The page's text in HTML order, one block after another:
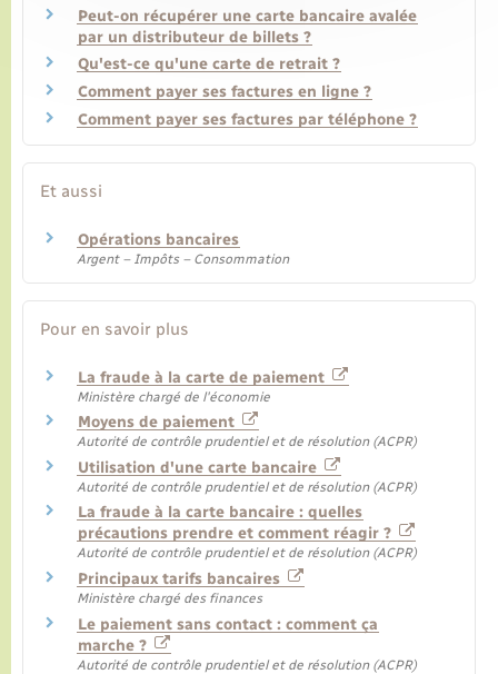
Peut-on récupérer une carte bancaire avalée
par un distributeur de billets ?
Qu'est-ce qu'une carte de retrait ?
Comment payer ses factures en ligne ?
Comment payer ses factures par téléphone ?
Et aussi
Opérations bancaires
Argent – Impôts – Consommation
Pour en savoir plus
La fraude à la carte de paiement
Ministère chargé de l'économie
Moyens de paiement
Autorité de contrôle prudentiel et de résolution (ACPR)
Utilisation d'une carte bancaire
Autorité de contrôle prudentiel et de résolution (ACPR)
La fraude à la carte bancaire : quelles
précautions prendre et comment réagir ?
Autorité de contrôle prudentiel et de résolution (ACPR)
Principaux tarifs bancaires
Ministère chargé des finances
Le paiement sans contact : comment ça
marche ?
Autorité de contrôle prudentiel et de résolution (ACPR)